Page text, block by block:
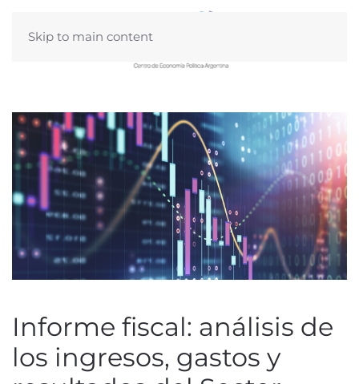
Skip to main content
Informe fiscal: análisis de
los ingresos, gastos y